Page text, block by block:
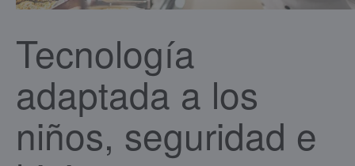
Tecnología
adaptada a los
niños, seguridad e